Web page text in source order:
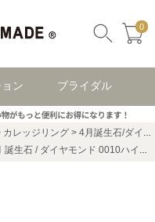
0
ン ブライダル
カレッジリング
4月誕生石/ダイヤモンド0010ハイブリッドカレッジリングM/指輪
石 / ダイヤモンド 0010ハイブリッド カレッジリング M / 指輪